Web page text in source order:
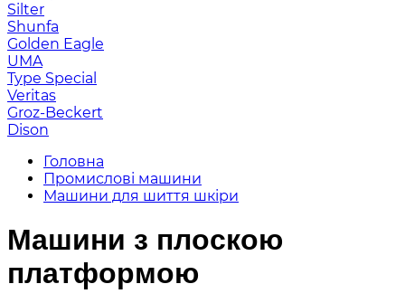
Silter
Shunfa
Golden Eagle
UMA
Type Special
Veritas
Groz-Beckert
Dison
Головна
Промислові машини
Машини для шиття шкіри
Машини з плоскою
платформою